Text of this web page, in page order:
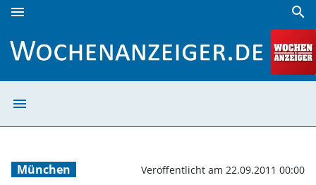
menu search
menu
München Veröffentlicht am 22.09.2011 00:00